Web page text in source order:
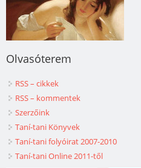
Olvasóterem
RSS – cikkek
RSS – kommentek
Szerzőink
Taní-tani Könyvek
Taní-tani folyóirat 2007-2010
Taní-tani Online 2011-től